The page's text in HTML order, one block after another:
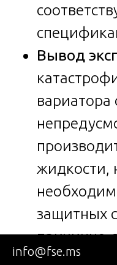
Вывод
вариатора
жидкости,
защитных
причинно-
info@fse.ms